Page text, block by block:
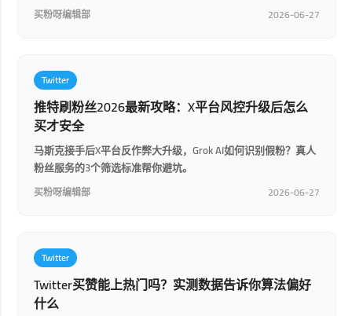
买粉呀编辑部 2026-06-27
Twitter
推特刷粉丝2026最新攻略：X平台风控升级后怎么
买才安全
马斯克接手后X平台反作弊大升级，Grok AI如何识别假粉？真人
粉丝服务的3个筛选标准帮你避坑。
买粉呀编辑部 2026-06-27
Twitter
Twitter买赞能上热门吗？实测数据告诉你算法偏好
什么